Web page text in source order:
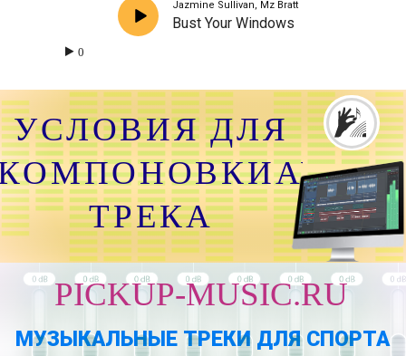
Jazmine Sullivan, Mz Bratt
Bust Your Windows
0
УСЛОВИЯ ДЛЯ
ТРЕКА
PICKUP-MUSIC.RU
МУЗЫКАЛЬНЫЕ ТРЕКИ ДЛЯ СПОРТА